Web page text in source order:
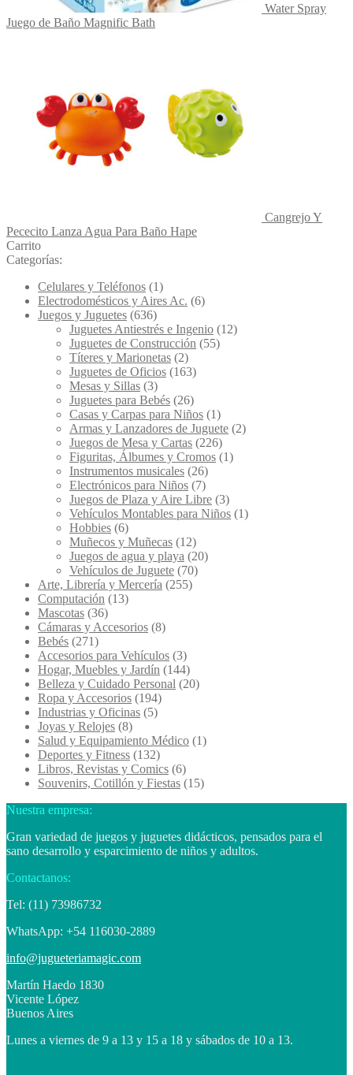
Water Spray
Juego de Baño Magnific Bath
Cangrejo Y
Pececito Lanza Agua Para Baño Hape
Carrito
Categorías:
Celulares y Teléfonos (1)
Electrodomésticos y Aires Ac. (6)
Juegos y Juguetes (636)
Juguetes Antiestrés e Ingenio (12)
Juguetes de Construcción (55)
Títeres y Marionetas (2)
Juguetes de Oficios (163)
Mesas y Sillas (3)
Juguetes para Bebés (26)
Casas y Carpas para Niños (1)
Armas y Lanzadores de Juguete (2)
Juegos de Mesa y Cartas (226)
Figuritas, Álbumes y Cromos (1)
Instrumentos musicales (26)
Electrónicos para Niños (7)
Juegos de Plaza y Aire Libre (3)
Vehículos Montables para Niños (1)
Hobbies (6)
Muñecos y Muñecas (12)
Juegos de agua y playa (20)
Vehículos de Juguete (70)
Arte, Librería y Mercería (255)
Computación (13)
Mascotas (36)
Cámaras y Accesorios (8)
Bebés (271)
Accesorios para Vehículos (3)
Hogar, Muebles y Jardín (144)
Belleza y Cuidado Personal (20)
Ropa y Accesorios (194)
Industrias y Oficinas (5)
Joyas y Relojes (8)
Salud y Equipamiento Médico (1)
Deportes y Fitness (132)
Libros, Revistas y Comics (6)
Souvenirs, Cotillón y Fiestas (15)
Nuestra empresa:
Gran variedad de juegos y juguetes didácticos, pensados para el
sano desarrollo y esparcimiento de niños y adultos.
Contactanos:
Tel: (11) 73986732
WhatsApp: +54 116030-2889
info@jugueteriamagic.com
Martín Haedo 1830
Vicente López
Buenos Aires
Lunes a viernes de 9 a 13 y 15 a 18 y sábados de 10 a 13.